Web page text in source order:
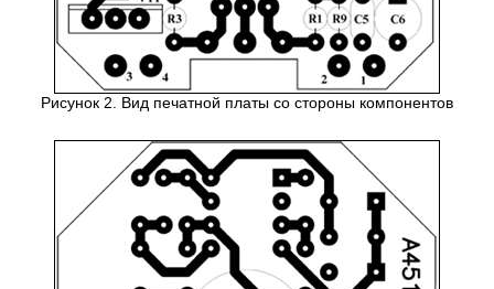
Рисунок 2. Вид печатной платы со стороны компонентов